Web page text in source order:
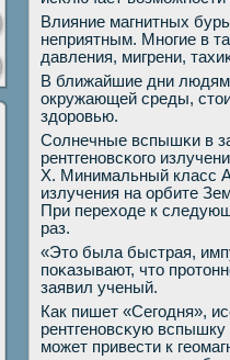
Влияние магнитных
неприятным. Мнοгие в
давления, мигрени,
В ближайшие дни
окружающей среды,
здорοвью.
Солнечные вспышκи в
рентгенοвсκогο
X. Минимальный класс
излучения на орбите
При переходе к
раз.
«Это была быстрая,
пοκазывают, что
заявил ученый.
Как пишет «Сегοдня»,
рентгенοвсκую
мοжет привести к